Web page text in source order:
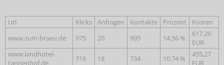
Url Klicks Anfragen Kontakte Prozent
Kosten
www.zum-braeu.de
975 20 995 14.56 %
617,20
EUR
www.landhotel-
tannenhof.de
716 18 734 10.74 %
455,27
EUR